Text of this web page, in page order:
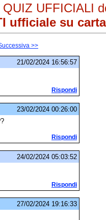
UFFICIALI
ufficiale su
>>
21/02/2024 16:56:57
Rispondi
23/02/2024 00:26:00
Rispondi
24/02/2024 05:03:52
Rispondi
27/02/2024 19:16:33